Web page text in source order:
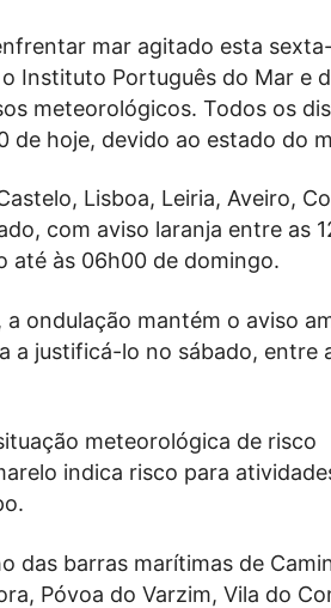
mar agitado esta
Instituto Português do Mar e
meteorológicos. Todos os
de hoje, devido ao estado do
Lisboa, Leiria, Aveiro,
com aviso laranja entre as
até às 06h00 de domingo.
ondulação mantém o aviso
a justificá-lo no sábado, entre
meteorológica de risco
indica risco para
das barras marítimas de
Póvoa do Varzim, Vila do